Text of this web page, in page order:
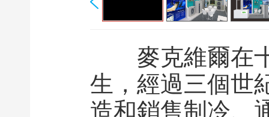
麥克維爾在十
生，經過三個世
造和銷售制冷、